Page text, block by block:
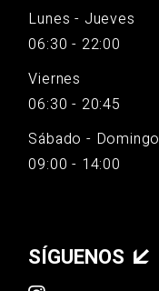
Lunes - Jueves
06:30 - 22:00
Viernes
06:30 - 20:45
Sábado - Domingo
09:00 - 14:00
SÍGUENOS